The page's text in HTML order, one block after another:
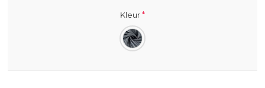
Kleur*